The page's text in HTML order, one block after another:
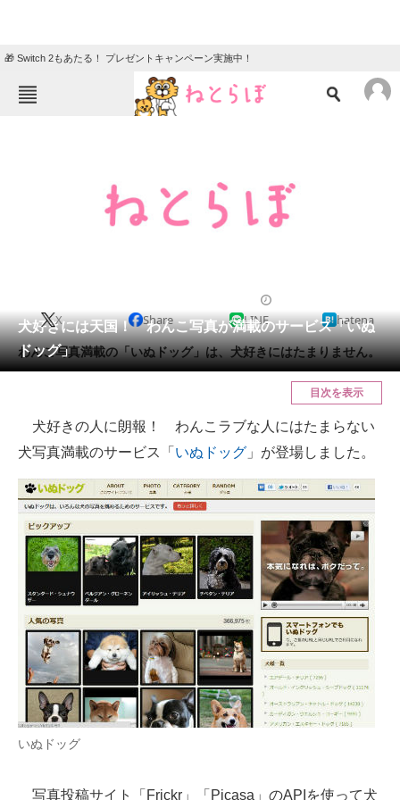
🎁 Switch 2もあたる！ プレゼントキャンペーン実施中！
クイズ
地域
会員記事
メディア
ITの今と未来を見通す
スマホと通信の最新トレンド
進化するPCとデバイスの未来
好きが集まる 比べて選べる
ビジネスと働き方のヒント
AI活用のいまが分かる
企業ITのトレンドを詳説
経営リーダーのコミュニティ
マーケ×ITの今がよく分かる
犬好きには天国！ わんこ写真が満載のサービス「いぬ
ドッグ」
X Share LINE hatena
わんこ写真満載の「いぬドッグ」は、犬好きにはたまりません。
目次を表示
犬好きの人に朗報！ わんこラブな人にはたまらない
犬写真満載のサービス「 いぬドッグ 」が登場しました。
いぬドッグ
写真投稿サイト「Frickr」「Picasa」のAPIを使って犬